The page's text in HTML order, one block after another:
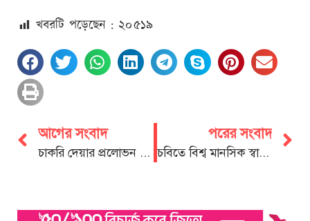
খবরটি পড়েছেন : ২০৫১৯
আগের সংবাদ
চাকরি দেয়ার প্রলোভন দেখিয়ে অসামাজিক কার্যকলাপে লিপ্ত করার অপরাধে আটক ২
পরের সংবাদ
চবিতে বিশ্ব মানসিক স্বাস্থ্য দিবস উদযাপিত